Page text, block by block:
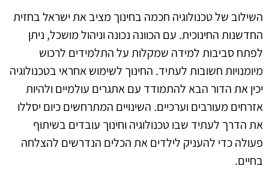
השילוב של טכנולוגיה חכמה בחינוך מציב את ישראל בחזית
החדשנות החינוכית. עם הכוונה נכונה וניהול מושכל, ניתן
לפתח סביבות למידה שמקלות על התלמידים לרכוש
מיומנויות חשובות לעתיד. החינוך לשימוש אחראי בטכנולוגיה
יכין את הדור הבא להתמודד עם אתגרים עולמיים ולהיות
אזרחים מעורבים וערכיים. השינויים המתרחשים כיום יסללו
את הדרך לעתיד שבו טכנולוגיה וחינוך עובדים בשיתוף
פעולה כדי להעניק לילדים את הכלים הנדרשים להצלחה
בחיים.